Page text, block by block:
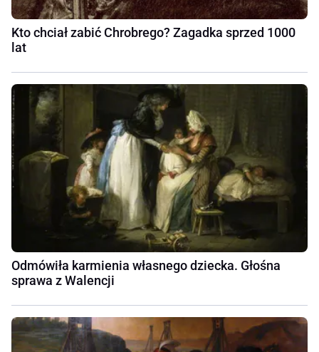
Kto chciał zabić Chrobrego? Zagadka sprzed 1000
lat
Odmówiła karmienia własnego dziecka. Głośna
sprawa z Walencji